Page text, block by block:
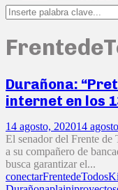
Search
for:
Durañona:
internet en los
14 agosto, 202014
El senador del Frente de
a su compañero de
busca garantizar el...
conectarFrentedeTodos